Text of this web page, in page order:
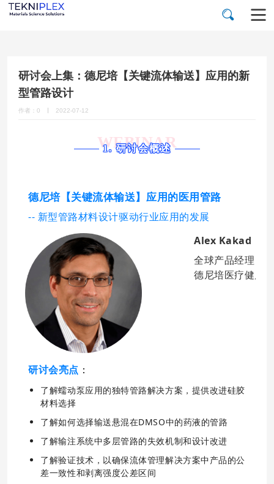
研讨会上集：德尼培【关键流体输送】应用的新
型管路设计
作者：0 2022-07-12
WEBINAR
1. 研讨会概述
德尼培【关键流体输送】应用的医用管路
-- 新型管路材料设计驱动行业应用的发展
Alex Kakad
全球产品经理
德尼培医疗健康
研讨会亮点 ：
了解蠕动泵应用的独特管路解决方案，提供改进硅胶
材料选择
了解如何选择输送悬混在DMSO中的药液的管路
了解输注系统中多层管路的失效机制和设计改进
了解验证技术，以确保流体管理解决方案中产品的公
差一致性和剥离强度公差区间